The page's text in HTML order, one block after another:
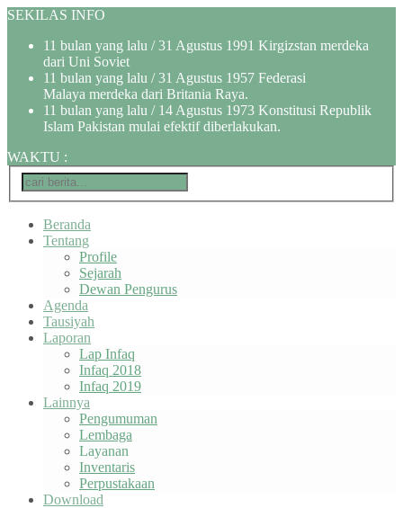
SEKILAS INFO
11 bulan yang lalu / 31 Agustus 1991 Kirgizstan merdeka
dari Uni Soviet
11 bulan yang lalu / 31 Agustus 1957 Federasi
Malaya merdeka dari Britania Raya.
11 bulan yang lalu / 14 Agustus 1973 Konstitusi Republik
Islam Pakistan mulai efektif diberlakukan.
WAKTU :
Beranda
Tentang
Profile
Sejarah
Dewan Pengurus
Agenda
Tausiyah
Laporan
Lap Infaq
Infaq 2018
Infaq 2019
Lainnya
Pengumuman
Lembaga
Layanan
Inventaris
Perpustakaan
Download